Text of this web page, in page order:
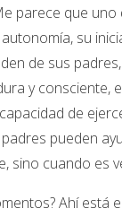
parece que
su
de sus
y consciente,
de
pueden
sino cuando es
Ahí está